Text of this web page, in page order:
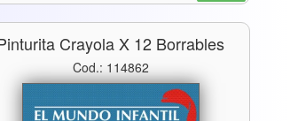
Crayola X 12 Borrables
Cod.: 114862